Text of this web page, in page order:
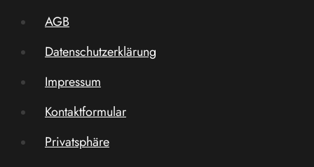
AGB
Datenschutzerklärung
Impressum
Kontaktformular
Privatsphäre